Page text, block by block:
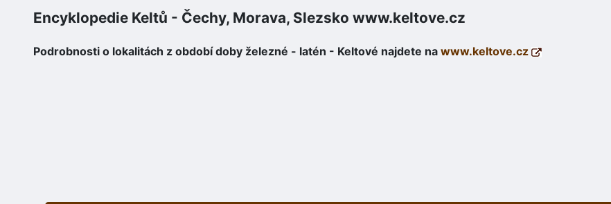
Encyklopedie Keltů - Čechy, Morava, Slezsko www.keltove.cz
Podrobnosti o lokalitách z období doby železné - latén - Keltové najdete na www.keltove.cz